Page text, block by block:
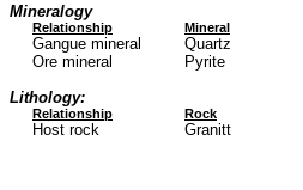
Mineralogy
Relationship Mineral
Gangue mineral Quartz
Ore mineral
Pyrite
Lithology:
Relationship Rock
Host rock Granitt